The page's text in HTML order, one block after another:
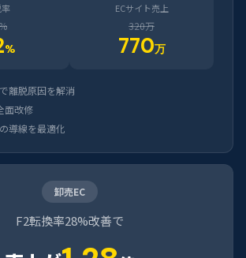
%
ECサイト売上
320万
770万
離脱原因を解消
面改修
導線を最適化
卸売EC
F2転換率28%改善で